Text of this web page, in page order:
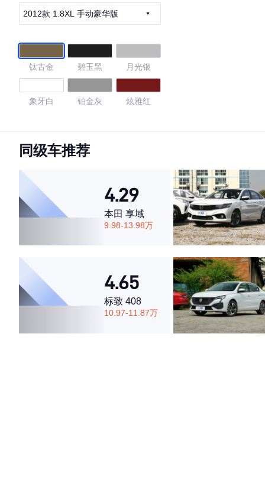
2012款 1.8XL 手动豪华版
钛古金 碧玉黑 月光银
象牙白 铂金灰 炫雅红
4.68
·外观表现一般，低于53%同级车
·内饰表现较为优秀，优于72%同级车
·空间表现较为优秀，优于79%同级车
同级车推荐
4.29
本田 享域
9.98-13.98万
4.65
标致 408
10.97-11.87万